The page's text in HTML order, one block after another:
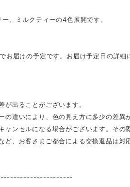
、ミルクティーの4色展開です。
お届けの予定です。お届け予定日の詳細
が出ることがございます。
の違いにより、色の見え方に多少の差異
ャンセルになる場合がございます。その
ど、お客さまご都合による交換返品は対